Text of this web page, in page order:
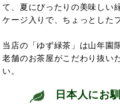
て、夏にぴったりの美味しい
ケージ入りで、ちょっとした
当店の「ゆず緑茶」は山年園
老舗のお茶屋がこだわり抜い
い。
日本人にお